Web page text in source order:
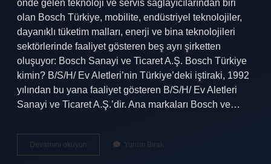
önde gelen teknoloji ve servis sağlayıcılarından biri
olan Bosch Türkiye, mobilite, endüstriyel teknolojiler,
dayanıklı tüketim malları, enerji ve bina teknolojileri
sektörlerinde faaliyet gösteren beş ayrı şirketten
oluşuyor: Bosch Sanayi ve Ticaret A.Ş. Bosch Türkiye
kimin? B/S/H/ Ev Aletleri’nin Türkiye’deki iştiraki, 1992
yılından bu yana faaliyet gösteren B/S/H/ Ev Aletleri
Sanayi ve Ticaret A.Ş.’dir. Ana markaları Bosch ve…
Devamını okuyun
Yerli
Yorum Bırak